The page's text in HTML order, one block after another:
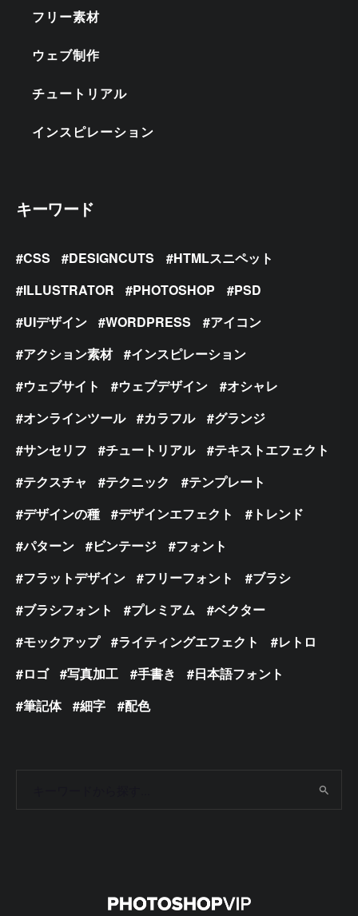
フリー素材
ウェブ制作
チュートリアル
インスピレーション
キーワード
CSS DESIGNCUTS
HTMLスニペット
ILLUSTRATOR
PHOTOSHOP
PSD
UIデザイン
WORDPRESS
アイコン
アクション素材
インスピレーション
ウェブサイト
ウェブデザイン
オシャレ
オンラインツール
カラフル
グランジ
サンセリフ
チュートリアル
テキストエフェクト
テクスチャ
テクニック
テンプレート
デザインの種
デザインエフェクト
トレンド
パターン
ビンテージ
フォント
フラットデザイン
フリーフォント
ブラシ
ブラシフォント
プレミアム
ベクター
モックアップ
ライティングエフェクト
レトロ
ロゴ
写真加工 手書き
日本語フォント
筆記体
細字 配色